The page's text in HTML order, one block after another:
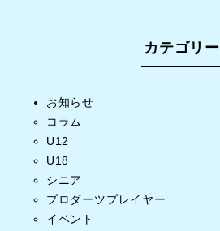
カテゴリー
お知らせ
コラム
U12
U18
シニア
プロダーツプレイヤー
イベント